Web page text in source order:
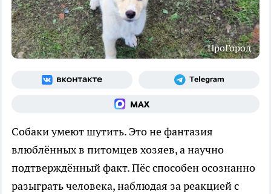
ПроГород
Собаки умеют шутить. Это не фантазия
влюблённых в питомцев хозяев, а научно
подтверждённый факт. Пёс способен осознанно
разыграть человека, наблюдая за реакцией с